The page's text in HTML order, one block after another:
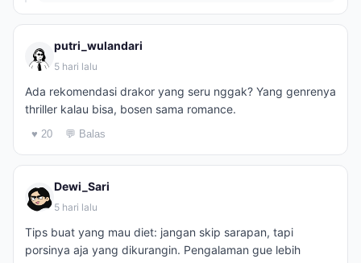
putri_wulandari
5 hari lalu
Ada rekomendasi drakor yang seru nggak? Yang genrenya
thriller kalau bisa, bosen sama romance.
♥ 20 💬 Balas
Dewi_Sari
5 hari lalu
Tips buat yang mau diet: jangan skip sarapan, tapi
porsinya aja yang dikurangin. Pengalaman gue lebih